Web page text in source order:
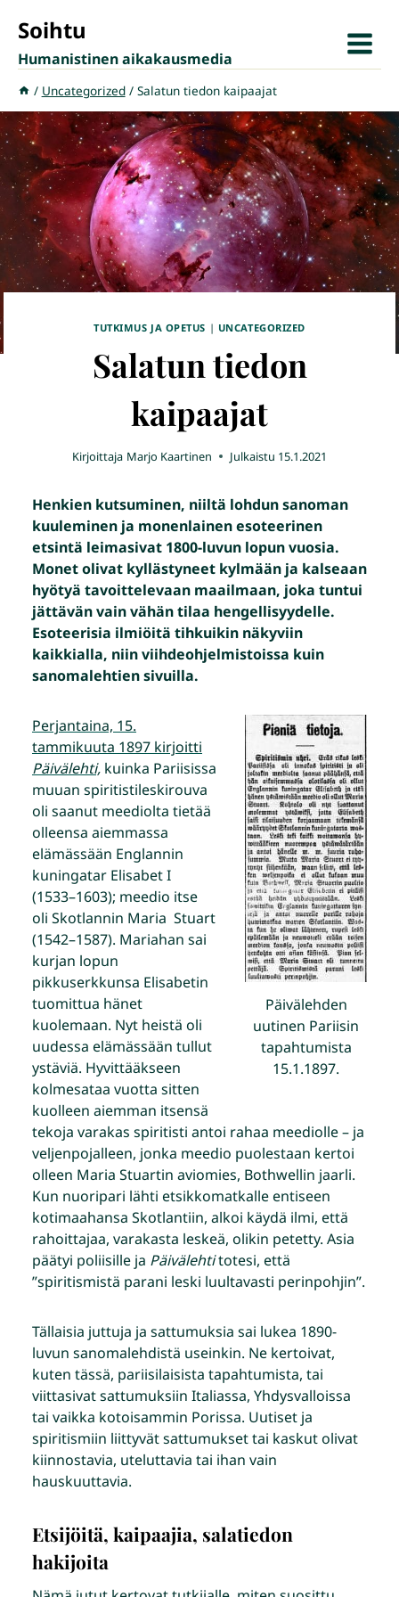
sisältöön
Soihtu
Humanistinen aikakausmedia
/ Uncategorized / Salatun tiedon kaipaajat
TUTKIMUS JA OPETUS | UNCATEGORIZED
Salatun tiedon
kaipaajat
Kirjoittaja Marjo Kaartinen Julkaistu 15.1.2021
Henkien kutsuminen, niiltä lohdun sanoman
kuuleminen ja monenlainen esoteerinen
etsintä leimasivat 1800-luvun lopun vuosia.
Monet olivat kyllästyneet kylmään ja kalseaan
hyötyä tavoittelevaan maailmaan, joka tuntui
jättävän vain vähän tilaa hengellisyydelle.
Esoteerisia ilmiöitä tihkuikin näkyviin
kaikkialla, niin viihdeohjelmistoissa kuin
sanomalehtien sivuilla.
Päivälehden
uutinen Pariisin
tapahtumista
15.1.1897.
Perjantaina, 15.
tammikuuta 1897 kirjoitti
Päivälehti, kuinka Pariisissa
muuan spiritistileskirouva
oli saanut meediolta tietää
olleensa aiemmassa
elämässään Englannin
kuningatar Elisabet I
(1533–1603); meedio itse
oli Skotlannin Maria Stuart
(1542–1587). Mariahan sai
kurjan lopun
pikkuserkkunsa Elisabetin
tuomittua hänet
kuolemaan. Nyt heistä oli
uudessa elämässään tullut
ystäviä. Hyvittääkseen
kolmesataa vuotta sitten
kuolleen aiemman itsensä
tekoja varakas spiritisti antoi rahaa meediolle – ja
veljenpojalleen, jonka meedio puolestaan kertoi
olleen Maria Stuartin aviomies, Bothwellin jaarli.
Kun nuoripari lähti etsikkomatkalle entiseen
kotimaahansa Skotlantiin, alkoi käydä ilmi, että
rahoittajaa, varakasta leskeä, olikin petetty. Asia
päätyi poliisille ja Päivälehtitotesi, että
”spiritismistä parani leski luultavasti perinpohjin”.
Tällaisia juttuja ja sattumuksia sai lukea 1890-
luvun sanomalehdistä useinkin. Ne kertoivat,
kuten tässä, pariisilaisista tapahtumista, tai
viittasivat sattumuksiin Italiassa, Yhdysvalloissa
tai vaikka kotoisammin Porissa. Uutiset ja
spiritismiin liittyvät sattumukset tai kaskut olivat
kiinnostavia, uteluttavia tai ihan vain
hauskuuttavia.
Etsijöitä, kaipaajia, salatiedon
hakijoita